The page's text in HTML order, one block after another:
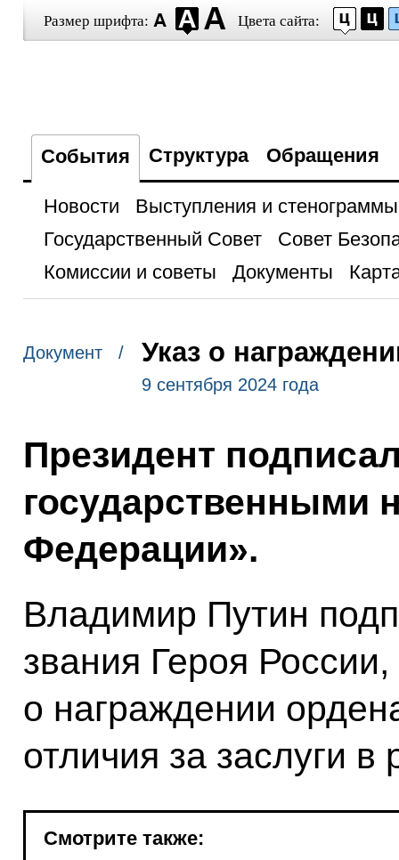
Размер шрифта: Цвета сайта:
События Структура Обращения
Новости
Выступления и стенограммы
Государственный Совет
Совет
Комиссии и советы
Документы
Документ / Указ о
9 сентября 2024 года
Президент
государственными
Федерации».
Владимир Путин
звания Героя
о награждении
отличия за заслуги
Смотрите также: